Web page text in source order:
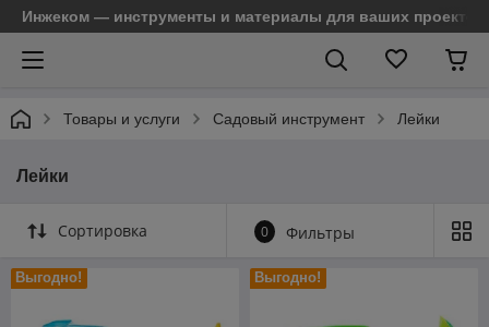
Инжеком — инструменты и материалы для ваших проектов
Товары и услуги Садовый инструмент Лейки
Лейки
Сортировка 0 Фильтры
Выгодно! Выгодно!